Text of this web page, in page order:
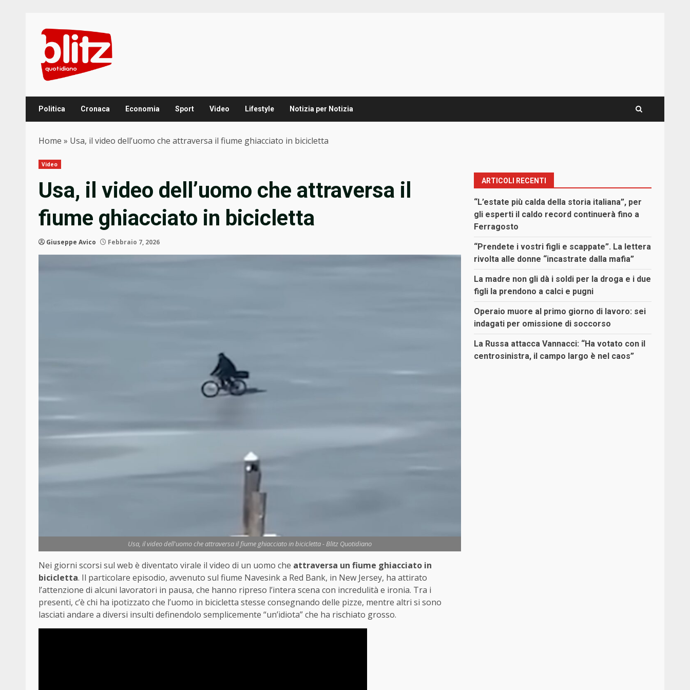
content
Politica Cronaca Economia Sport Video Lifestyle Notizia per Notizia
Home » Usa, il video dell’uomo che attraversa il fiume ghiacciato in bicicletta
Video
Usa, il video dell’uomo che attraversa il
fiume ghiacciato in bicicletta
Giuseppe Avico Febbraio 7, 2026
Usa, il video dell'uomo che attraversa il fiume ghiacciato in bicicletta - Blitz Quotidiano
Nei giorni scorsi sul web è diventato virale il video di un uomo che attraversa un fiume ghiacciato in
bicicletta. Il particolare episodio, avvenuto sul fiume Navesink a Red Bank, in New Jersey, ha attirato
l’attenzione di alcuni lavoratori in pausa, che hanno ripreso l’intera scena con incredulità e ironia. Tra i
presenti, c’è chi ha ipotizzato che l’uomo in bicicletta stesse consegnando delle pizze, mentre altri si sono
lasciati andare a diversi insulti definendolo semplicemente “un’idiota” che ha rischiato grosso.
ARTICOLI RECENTI
“L’estate più calda della storia italiana”, per
gli esperti il caldo record continuerà fino a
Ferragosto
“Prendete i vostri figli e scappate”. La lettera
rivolta alle donne “incastrate dalla mafia”
La madre non gli dà i soldi per la droga e i due
figli la prendono a calci e pugni
Operaio muore al primo giorno di lavoro: sei
indagati per omissione di soccorso
La Russa attacca Vannacci: “Ha votato con il
centrosinistra, il campo largo è nel caos”